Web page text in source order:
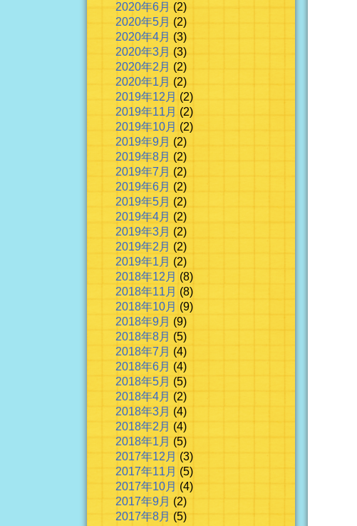
2020年6月 (2)
2020年5月 (2)
2020年4月 (3)
2020年3月 (3)
2020年2月 (2)
2020年1月 (2)
2019年12月 (2)
2019年11月 (2)
2019年10月 (2)
2019年9月 (2)
2019年8月 (2)
2019年7月 (2)
2019年6月 (2)
2019年5月 (2)
2019年4月 (2)
2019年3月 (2)
2019年2月 (2)
2019年1月 (2)
2018年12月 (8)
2018年11月 (8)
2018年10月 (9)
2018年9月 (9)
2018年8月 (5)
2018年7月 (4)
2018年6月 (4)
2018年5月 (5)
2018年4月 (2)
2018年3月 (4)
2018年2月 (4)
2018年1月 (5)
2017年12月 (3)
2017年11月 (5)
2017年10月 (4)
2017年9月 (2)
2017年8月 (5)